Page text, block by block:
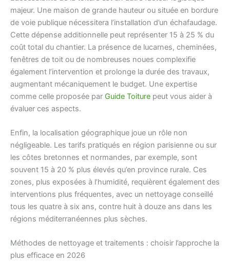
majeur. Une maison de grande hauteur ou située en bordure
de voie publique nécessitera l’installation d’un échafaudage.
Cette dépense additionnelle peut représenter 15 à 25 % du
coût total du chantier. La présence de lucarnes, cheminées,
fenêtres de toit ou de nombreuses noues complexifie
également l’intervention et prolonge la durée des travaux,
augmentant mécaniquement le budget. Une expertise
comme celle proposée par Guide Toiture peut vous aider à
évaluer ces aspects.
Enfin, la localisation géographique joue un rôle non
négligeable. Les tarifs pratiqués en région parisienne ou sur
les côtes bretonnes et normandes, par exemple, sont
souvent 15 à 20 % plus élevés qu’en province rurale. Ces
zones, plus exposées à l’humidité, requièrent également des
interventions plus fréquentes, avec un nettoyage conseillé
tous les quatre à six ans, contre huit à douze ans dans les
régions méditerranéennes plus sèches.
Méthodes de nettoyage et traitements : choisir l’approche la
plus efficace en 2026